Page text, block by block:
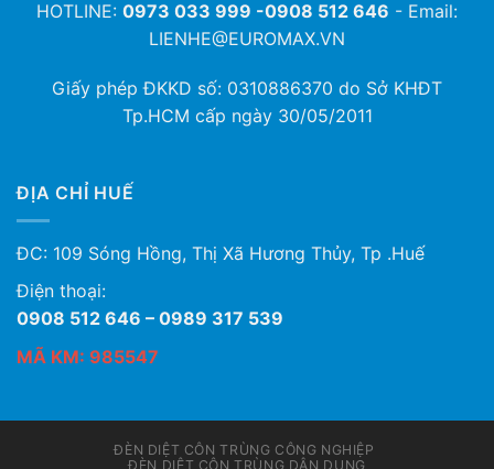
HOTLINE: 0973 033 999 -0908 512 646 - Email:
LIENHE@EUROMAX.VN
Giấy phép ĐKKD số: 0310886370 do Sở KHĐT
Tp.HCM cấp ngày 30/05/2011
ĐỊA CHỈ HUẾ
ĐC: 109 Sóng Hồng, Thị Xã Hương Thủy, Tp .Huế
Điện thoại:
0908 512 646 – 0989 317 539
MÃ KM: 985547
ĐÈN DIỆT CÔN TRÙNG CÔNG NGHIỆP
ĐÈN DIỆT CÔN TRÙNG DÂN DỤNG